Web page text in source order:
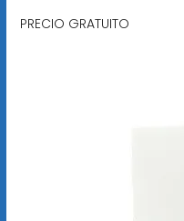
PRECIO GRATUITO